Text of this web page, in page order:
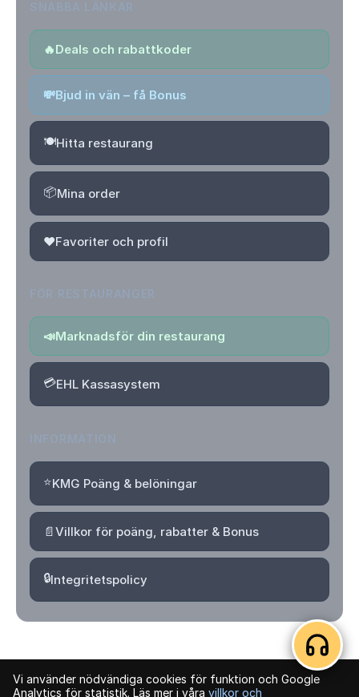
Vi använder nödvändiga cookies för funktion och Google
Analytics för statistik. Läs mer i våra villkor och
🔥Deals och rabattkoder
💸Bjud in vän – få Bonus
🍽️Hitta restaurang
📦Mina order
❤️Favoriter och profil
📣Marknadsför din restaurang
💳EHL Kassasystem
⭐KMG Poäng & belöningar
📄Villkor för poäng, rabatter & Bonus
🔒Integritetspolicy
© 2026 Kvartersmenyguiden. Alla rättigheter förbehållna.